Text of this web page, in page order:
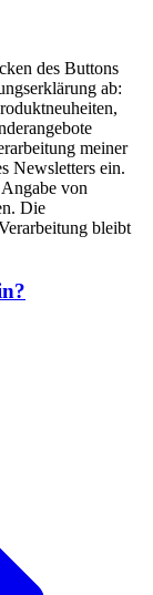
des Buttons
ab:
meiner
Newsletters ein.
von
Die
bleibt